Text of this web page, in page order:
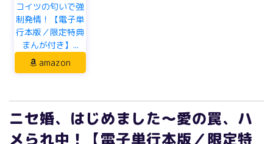
コイツの匂いで強
制発情！【電子単
行本版／限定特典
まんが付き】...
amazon
ニセ婚、はじめました～愛の罠、ハ
メられ中！【電子単行本版／限定特